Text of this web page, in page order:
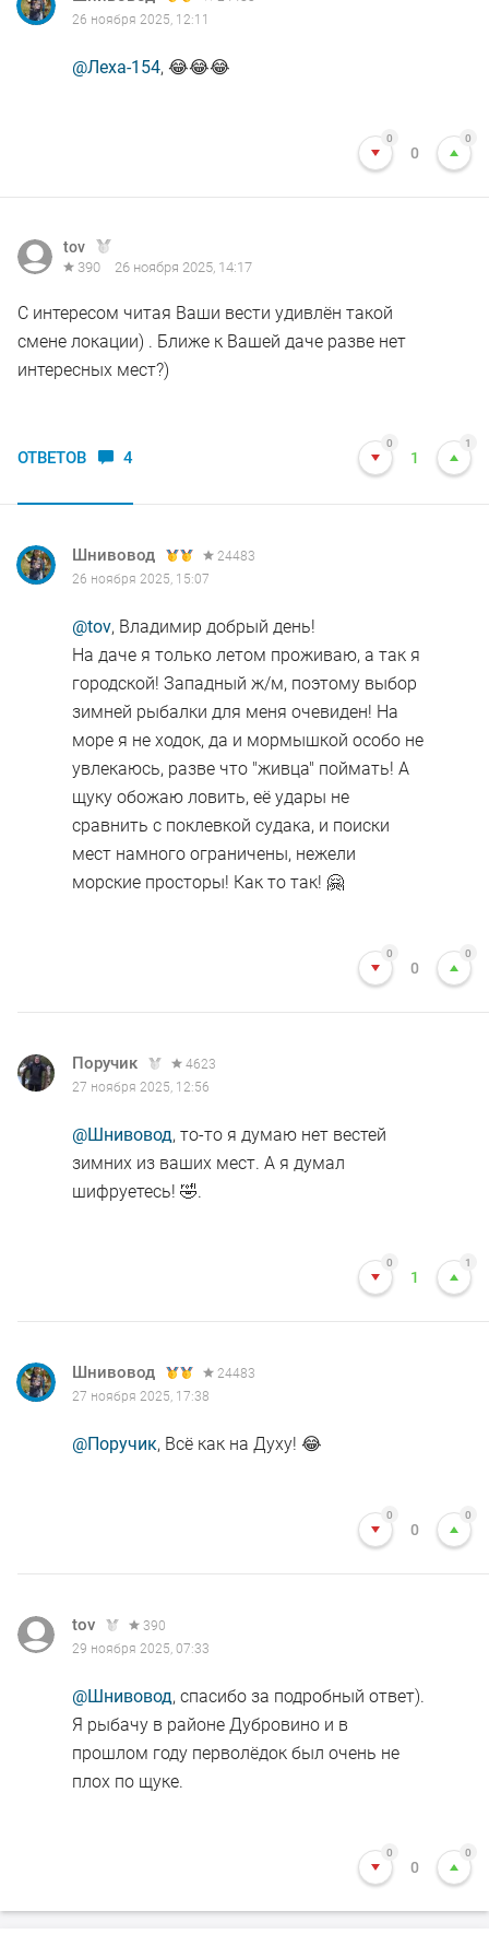
26 ноября 2025, 12:11
@Леха-154, 😂😂😂
0
0
0
tov
390 26 ноября 2025, 14:17
С интересом читая Ваши вести удивлён такой
смене локации) . Ближе к Вашей даче разве нет
интересных мест?)
ОТВЕТОВ 4
0
1
1
Шнивовод
24483
26 ноября 2025, 15:07
@tov, Владимир добрый день!
На даче я только летом проживаю, а так я
городской! Западный ж/м, поэтому выбор
зимней рыбалки для меня очевиден! На
море я не ходок, да и мормышкой особо не
увлекаюсь, разве что "живца" поймать! А
щуку обожаю ловить, её удары не
сравнить с поклевкой судака, и поиски
мест намного ограничены, нежели
морские просторы! Как то так! 🤗
0
0
0
Поручик
4623
27 ноября 2025, 12:56
@Шнивовод, то-то я думаю нет вестей
зимних из ваших мест. А я думал
шифруетесь! 🤣.
0
1
1
Шнивовод
24483
27 ноября 2025, 17:38
@Поручик, Всё как на Духу! 😂
0
0
0
tov
390
29 ноября 2025, 07:33
@Шнивовод, спасибо за подробный ответ).
Я рыбачу в районе Дубровино и в
прошлом году перволёдок был очень не
плох по щуке.
0
0
0